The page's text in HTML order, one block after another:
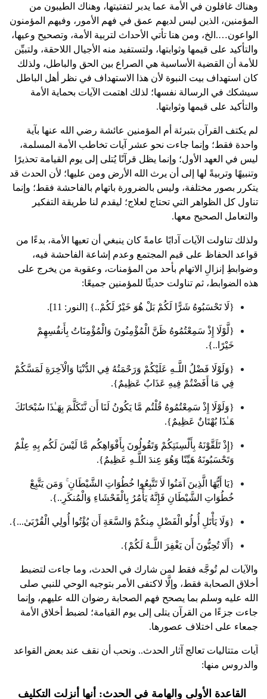
وهناك غافلون في الأمة عما يدبر لتفتيتها، وهناك الطيبون من
المؤمنين، الذين ليس لديهم عمق في فهم الأمور، وفيهم المؤمنون
الواعون….الخ، ومن هنا تأتي الأحداث لتربية الأمة، وتصحيح وعيها،
والتأكيد على قيمها وثوابتها، ولتستفيد منه الأجيال اللاحقة، ولتبيِّن
للأمة أن القضية الأساسية هي الصراع بين الحق والباطل، ولذلك
كان استهداف بيت النبوة لأن هذا الاستهداف في نظر أهل الباطل
سيشكك في الرسالة نفسها؛ لذلك اهتمت الآيات بحماية الأمة
والتأكيد على قيمها وثوابتها.
لم يكتف القرآن بتبرئة أم المؤمنين عائشة رضي الله عنها بآية
واحدة فقط؛ وإنما جاءت نحو عشر آيات تخاطب الأمة المسلمة،
ليس في العهد الأول؛ وإنما يظل قرآنًا يُتلى إلى يوم القيامة تحذيرًا
وتنبيهًا وتربيةً لها إلى أن يرث الله الأرض ومن عليها؛ لأن الحدث قد
يتكرر بصور مختلفة، وليس بالضرورة باتهام بالفاحشة فقط؛ وإنما
تناول كل الظواهر التي تحتاج لعلاج؛ ليقدم لنا طريقة التفكير
والتعامل الصحيح معها.
ولذلك تناولت الآيات آدابًا عامةً كان ينبغي أن تعيها الأمة، بدءًا من
قواعد الحفاظ على قيم المجتمع وعدم إشاعة الفاحشة فيه،
وضوابطِ إنزالِ الاتهام بأحد من المؤمنات، وعقوبة من يخرج على
هذه الضوابط، ثم تناولت حديثًا للمؤمنين جميعًا:
{لَا تَحْسَبُوهُ شَرًّا لَكُمْ بَلْ هُوَ خَيْرٌ لَكُمْ..} [النور: 11].
{لَّوْلَا إِذْ سَمِعْتُمُوهُ ظَنَّ الْمُؤْمِنُونَ وَالْمُؤْمِنَاتُ بِأَنفُسِهِمْ
خَيْرًا..}.
{وَلَوْلَا فَضْلُ اللَّـهِ عَلَيْكُمْ وَرَحْمَتُهُ فِي الدُّنْيَا وَالْآخِرَةِ لَمَسَّكُمْ
فِي مَا أَفَضْتُمْ فِيهِ عَذَابٌ عَظِيمٌ}.
{وَلَوْلَا إِذْ سَمِعْتُمُوهُ قُلْتُم مَّا يَكُونُ لَنَا أَن نَّتَكَلَّمَ بِهَـٰذَا سُبْحَانَكَ
هَـٰذَا بُهْتَانٌ عَظِيمٌ}.
{إِذْ تَلَقَّوْنَهُ بِأَلْسِنَتِكُمْ وَتَقُولُونَ بِأَفْوَاهِكُم مَّا لَيْسَ لَكُم بِهِ عِلْمٌ
وَتَحْسَبُونَهُ هَيِّنًا وَهُوَ عِندَ اللَّـهِ عَظِيمٌ}.
{يَا أَيُّهَا الَّذِينَ آمَنُوا لَا تَتَّبِعُوا خُطُوَاتِ الشَّيْطَانِ ۚ وَمَن يَتَّبِعْ
خُطُوَاتِ الشَّيْطَانِ فَإِنَّهُ يَأْمُرُ بِالْفَحْشَاءِ وَالْمُنكَرِ..}.
{وَلَا يَأْتَلِ أُولُو الْفَضْلِ مِنكُمْ وَالسَّعَةِ أَن يُؤْتُوا أُولِي الْقُرْبَىٰ...}.
{أَلَا تُحِبُّونَ أَن يَغْفِرَ اللَّـهُ لَكُمْ}.
والآيات لم تُوجَّه فقط لمن شارك في الحدث، وما جاءت لتضبط
أخلاق الصحابة فقط، وإلَّا لاكتفى الأمر بتوجيه الوحي للنبي صلى
الله عليه وسلم بما يصحح فهم الصحابة رضوان الله عليهم، وإنما
جاءت جزءًا من القرآن يتلى إلى يوم القيامة؛ لضبط أخلاق الأمة
جمعاء على اختلاف عصورها.
آيات متتاليات تعالج آثار الحدث.. ونحب أن نقف عند بعض القواعد
والدروس منها:
القاعدة الأولى والهامة في الحدث: أنها أنزلت التكليف